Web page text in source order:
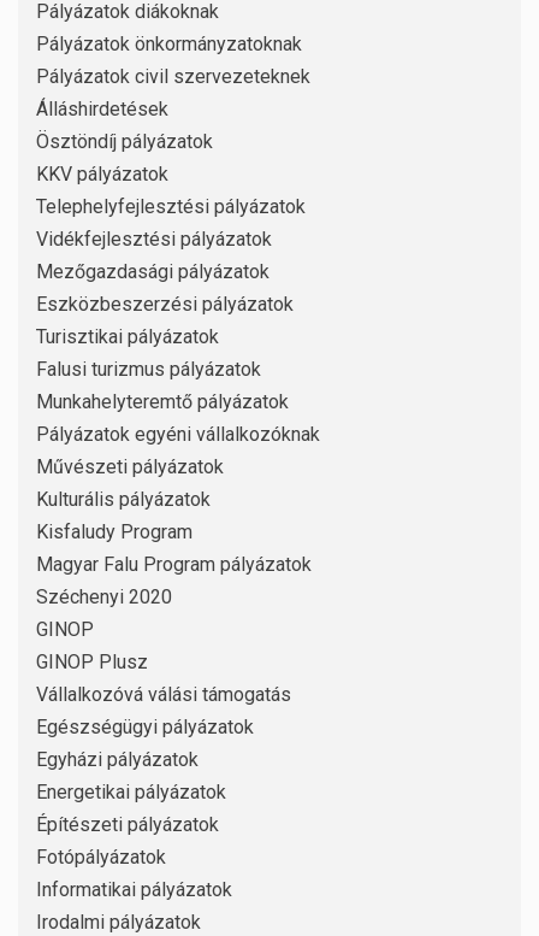
Pályázatok diákoknak
Pályázatok önkormányzatoknak
Pályázatok civil szervezeteknek
Álláshirdetések
Ösztöndíj pályázatok
KKV pályázatok
Telephelyfejlesztési pályázatok
Vidékfejlesztési pályázatok
Mezőgazdasági pályázatok
Eszközbeszerzési pályázatok
Turisztikai pályázatok
Falusi turizmus pályázatok
Munkahelyteremtő pályázatok
Pályázatok egyéni vállalkozóknak
Művészeti pályázatok
Kulturális pályázatok
Kisfaludy Program
Magyar Falu Program pályázatok
Széchenyi 2020
GINOP
GINOP Plusz
Vállalkozóvá válási támogatás
Egészségügyi pályázatok
Egyházi pályázatok
Energetikai pályázatok
Építészeti pályázatok
Fotópályázatok
Informatikai pályázatok
Irodalmi pályázatok